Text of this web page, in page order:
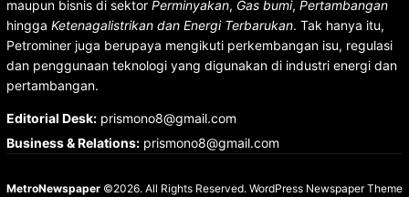
maupun bisnis di sektor Perminyakan, Gas bumi, Pertambangan
hingga Ketenagalistrikan dan Energi Terbarukan. Tak hanya itu,
Petrominer juga berupaya mengikuti perkembangan isu, regulasi
dan penggunaan teknologi yang digunakan di industri energi dan
pertambangan.
Editorial Desk:prismono8@gmail.com
Business & Relations:prismono8@gmail.com
MetroNewspaper©2026. All Rights Reserved. WordPress Newspaper Theme